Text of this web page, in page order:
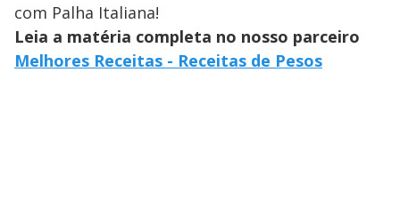
com Palha Italiana!
Leia a matéria completa no nosso parceiro
Melhores Receitas - Receitas de Pesos